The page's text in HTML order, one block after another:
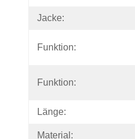
Jacke:
Funktion:
Funktion:
Länge:
Material: